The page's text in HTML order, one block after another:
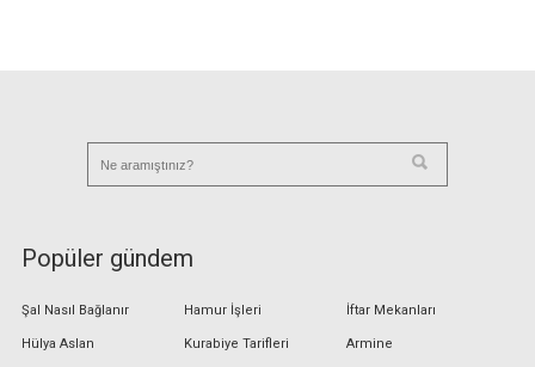
Popüler gündem
Şal Nasıl Bağlanır
Hülya Aslan
Hamur İşleri
Kurabiye Tarifleri
İftar Mekanları
Armine